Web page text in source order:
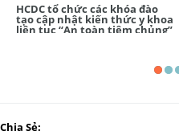
HCDC tổ chức các khóa đào
tạo cập nhật kiến thức y khoa
liên tục “An toàn tiêm chủng”
Chia Sẻ: